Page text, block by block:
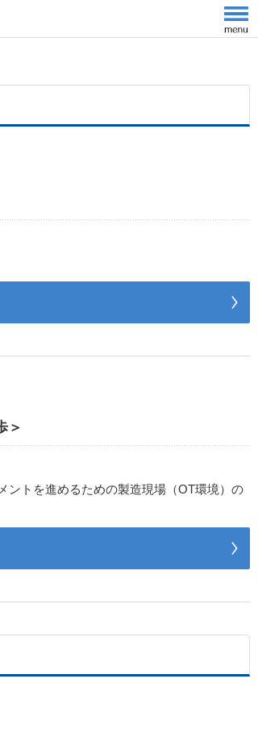
＞
トを進めるための製造現場（OT環境）の